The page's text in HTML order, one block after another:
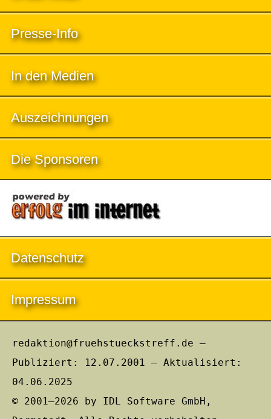
Presse-Info
In den Medien
Auszeichnungen
Die Sponsoren
Datenschutz
Impressum
redaktion@fruehstueckstreff.de –
Publiziert: 12.07.2001 – Aktualisiert:
04.06.2025
© 2001–2026 by IDL Software GmbH,